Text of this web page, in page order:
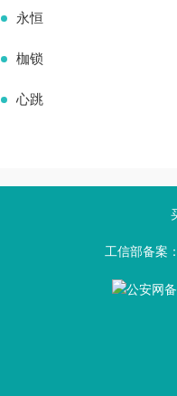
永恒
枷锁
心跳
工信部备案